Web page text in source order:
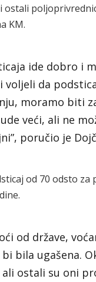
ostali
KM.
ide dobro i
voljeli da
moramo biti
veći, ali ne
poručio je
od 70 odsto
od države,
bila ugašena.
ostali su oni